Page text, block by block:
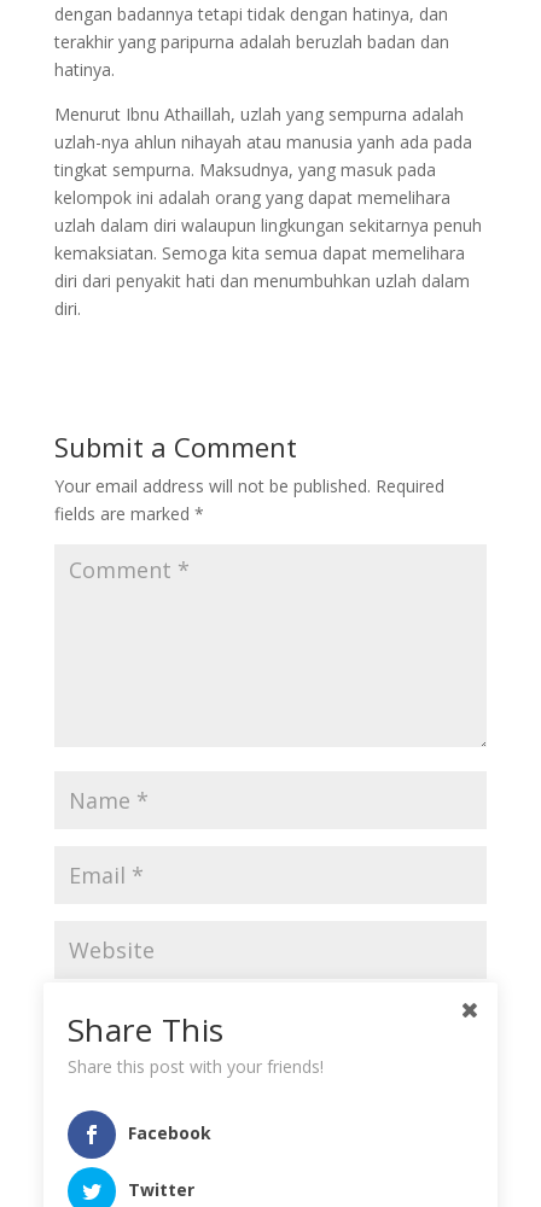
dengan badannya tetapi tidak dengan hatinya, dan
terakhir yang paripurna adalah beruzlah badan dan
hatinya.
Menurut Ibnu Athaillah, uzlah yang sempurna adalah
uzlah-nya ahlun nihayah atau manusia yanh ada pada
tingkat sempurna. Maksudnya, yang masuk pada
kelompok ini adalah orang yang dapat memelihara
uzlah dalam diri walaupun lingkungan sekitarnya penuh
kemaksiatan. Semoga kita semua dapat memelihara
diri dari penyakit hati dan menumbuhkan uzlah dalam
diri.
Submit a Comment
Your email address will not be published. Required
fields are marked *
Save my name, email, and website in this browser
for the next time I comment.
Share This
Share this post with your friends!
Facebook
Twitter